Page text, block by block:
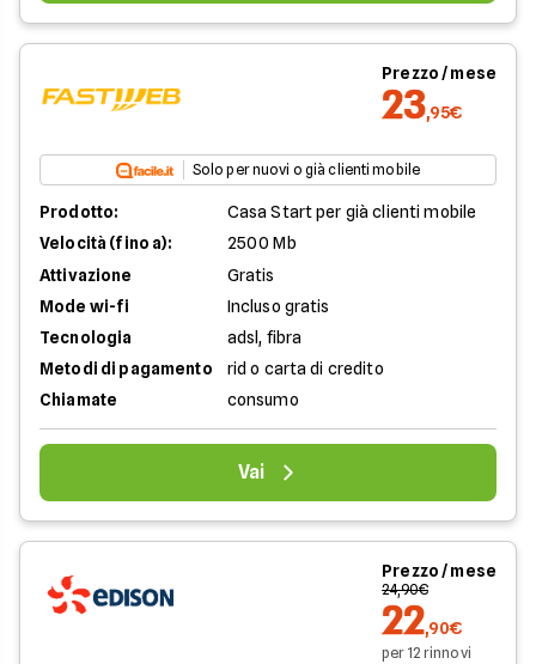
Prezzo / mese
23,95€
Solo per nuovi o già clienti mobile
Prodotto:
Casa Start per già clienti mobile
Velocità (fino a):
2500 Mb
Attivazione
Gratis
Mode wi-fi
Incluso gratis
Tecnologia
adsl, fibra
Metodi di pagamento
rid o carta di credito
Chiamate
consumo
Vai
Prezzo / mese
24,90€
22,90€
per 12 rinnovi